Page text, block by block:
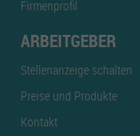
Firmenprofil
ARBEITGEBER
Stellenanzeige schalten
Preise und Produkte
Kontakt